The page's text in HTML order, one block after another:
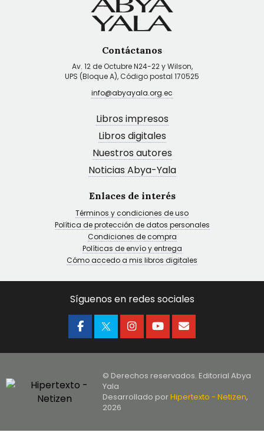
Contáctanos
Av. 12 de Octubre N24-22 y Wilson,
UPS (Bloque A), Código postal 170525
info@abyayala.org.ec
Libros impresos
Libros digitales
Nuestros autores
Noticias Abya-Yala
Enlaces de interés
Términos y condiciones de uso
Política de protección de datos personales
Condiciones de compra
Políticas de envío y entrega
Cómo accedo a mis libros digitales
Síguenos en redes sociales
© Derechos reservados. Editorial Abya
Yala
Desarrollado porHipertexto - Netizen,
2026